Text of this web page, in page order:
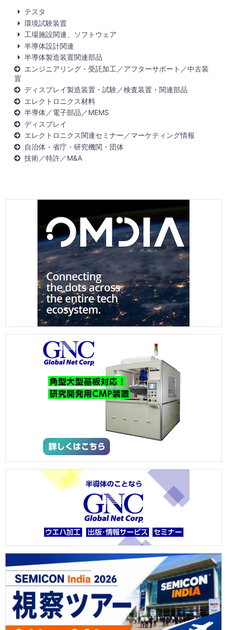
テスタ
環境試験装置
工場施設関連、ソフトウェア
半導体設計関連
半導体製造装置関連部品
エンジニアリング・受託加工／アフターサポート／中古装
置
ディスプレイ製造装置・試験／検査装置・関連部品
エレクトロニクス材料
半導体／電子部品／MEMS
ディスプレイ
エレクトロニクス関連セミナー／マーケティング情報
自治体・省庁・研究機関・団体
技術／特許／M&A